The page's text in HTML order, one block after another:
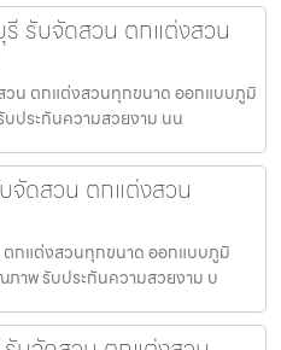
รับจัดสวน ตกแต่งสวน
น ตกแต่งสวนทุกขนาด ออกแบบภูมิ
ประกันความสวยงาม นน
จัดสวน ตกแต่งสวน
ตกแต่งสวนทุกขนาด ออกแบบภูมิ
ภาพ รับประกันความสวยงาม บ